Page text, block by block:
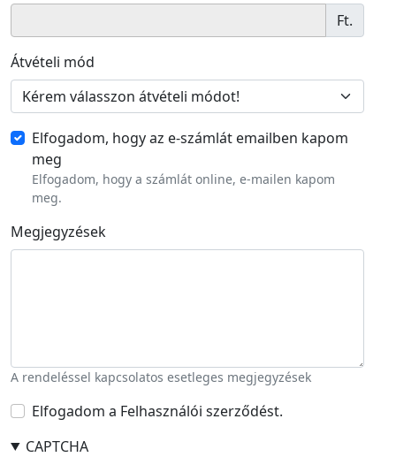
Ft.
Átvételi mód
Elfogadom, hogy az e-számlát emailben kapom
meg
Elfogadom, hogy a számlát online, e-mailen kapom
meg.
Megjegyzések
A rendeléssel kapcsolatos esetleges megjegyzések
Elfogadom a Felhasználói szerződést.
CAPTCHA